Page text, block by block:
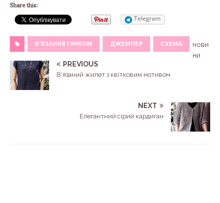
Share this:
Telegram
В'ЯЗАННЯ ГАЧКОМ ДЖЕМПЕР СХЕМА
нови
ни
PREVIOUS
В’язаний жилет з квітковим мотивом
NEXT
Елегантний сірий кардиган